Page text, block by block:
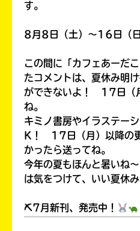
す。
8月8日（土）～16日（日
この間に「カフェあーだ
たコメントは、夏休み明
ができないよ！ 17日（
ね。
キミノ書房やイラステー
K！ 17日（月）以降の
かったら送ってね。
今年の夏もほんと暑いね
は気をつけて、いい夏休
⛏7月新刊、発売中！